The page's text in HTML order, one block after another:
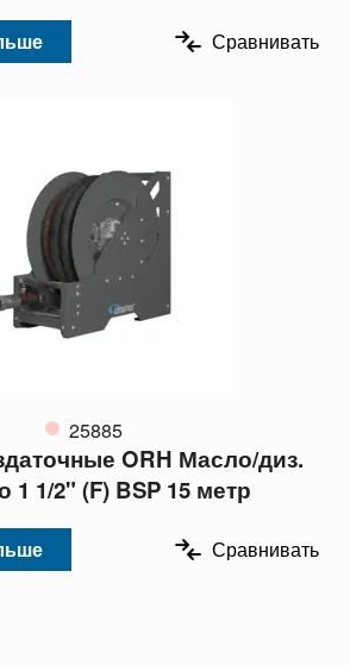
Сравнивать
25885
ORH Масло/диз.
1 1/2" (F) BSP 15 метр
Сравнивать